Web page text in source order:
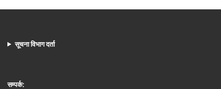
सूचना विभाग दर्ता
सम्पर्क: